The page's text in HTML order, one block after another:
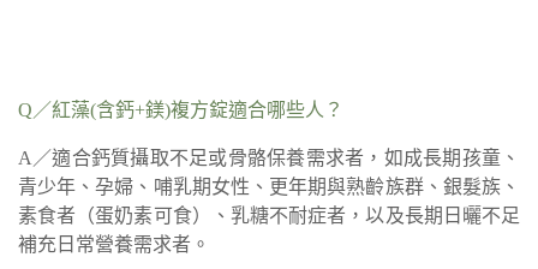
Q／紅藻(含鈣+鎂)複方錠適合哪些人？
A／適合鈣質攝取不足或骨骼保養需求者，如成長期孩童、
青少年、孕婦、哺乳期女性、更年期與熟齡族群、銀髮族、
素食者（蛋奶素可食）、乳糖不耐症者，以及長期日曬不足
補充日常營養需求者。